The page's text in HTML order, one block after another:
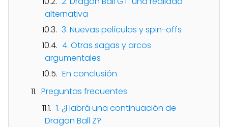
alternativa
3. Nuevas películas y spin-offs
4. Otras sagas y arcos
argumentales
En conclusión
Preguntas frecuentes
1. ¿Habrá una continuación de
Dragon Ball Z?